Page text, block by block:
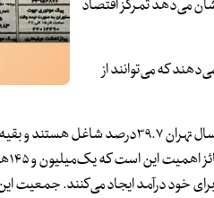
آماری نشان می‌دهد تمرکز اقتصاد
تهران را افراد بالای ۱۵سال تشکیل می‌دهند که می‌توانند از
از این میزان ۴میلیون و ۳۷۹هزار نفر شاغل هستند، یعنی از کل
باشند برای خود درآمد ایجاد می‌کنند.